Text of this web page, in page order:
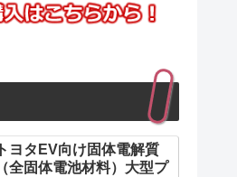
トヨタEV向け固体電解質
（全固体電池材料）大型プ